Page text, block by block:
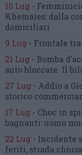
10 Lug -
Khemaies: dalla
domiciliari
9 Lug - Frontale tra
21 Lug - Bomba
auto bloccate. Il
27 Lug - Addio a
storico
17 Lug - Choc in
bagnanti:uomo
22 Lug - Incidente
feriti, strada chiusa